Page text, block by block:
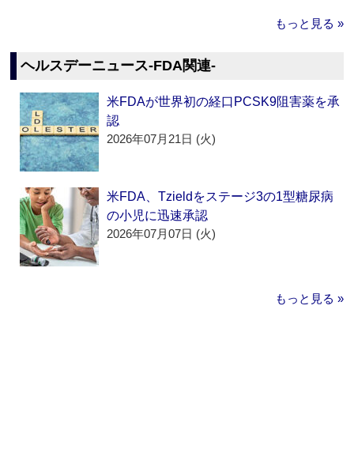
もっと見る »
ヘルスデーニュース‐FDA関連‐
米FDAが世界初の経口PCSK9阻害薬を承
認
2026年07月21日 (火)
米FDA、Tzieldをステージ3の1型糖尿病
の小児に迅速承認
2026年07月07日 (火)
もっと見る »